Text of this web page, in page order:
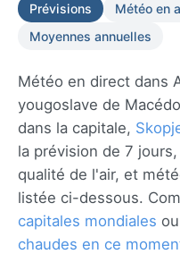
Prévisions Météo en
Moyennes annuelles
Météo en direct dans
yougoslave de
dans la capitale,
la prévision de 7
qualité de l'air, et
listée ci-dessous.
capitales mondiales
chaudes en ce